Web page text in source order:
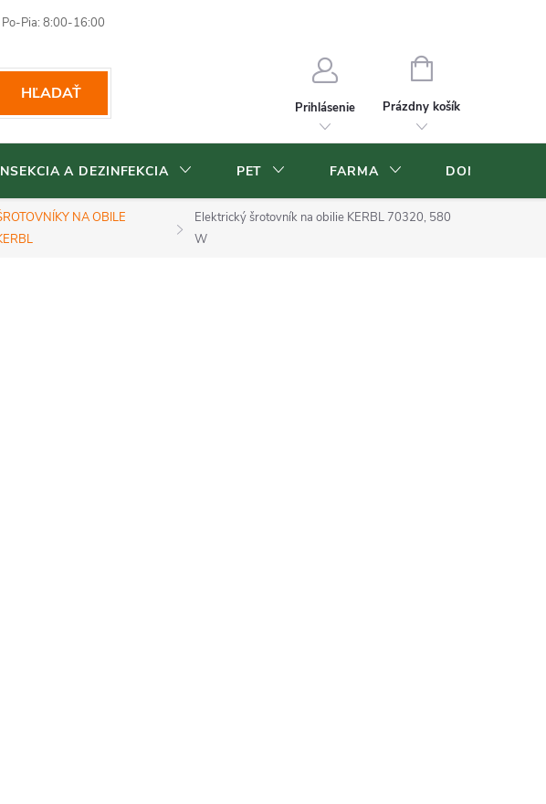
Vrátenia tovaru
HĽADAŤ
Prihlásenie
NÁKUPNÝ
Prázdny košík
A DEZINFEKCIA PET FARMA DOMOV A
NA OBILE
Elektrický šrotovník na obilie KERBL 70320, 580
W